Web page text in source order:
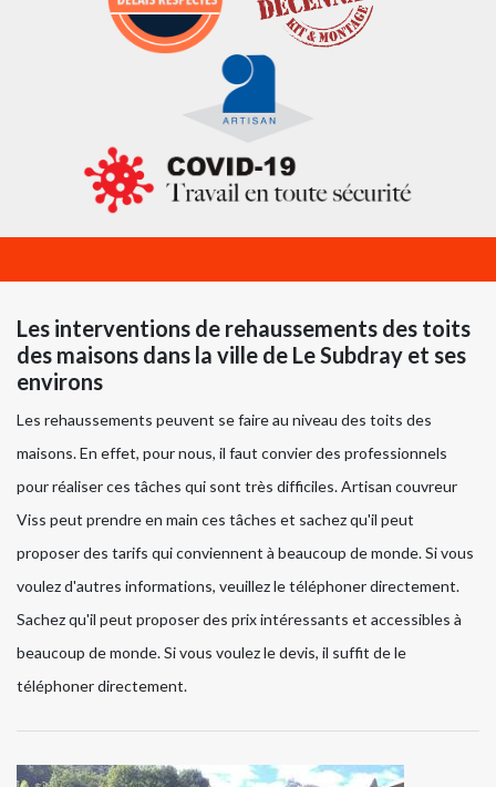
Les interventions de rehaussements des toits
des maisons dans la ville de Le Subdray et ses
environs
Les rehaussements peuvent se faire au niveau des toits des
maisons. En effet, pour nous, il faut convier des professionnels
pour réaliser ces tâches qui sont très difficiles. Artisan couvreur
Viss peut prendre en main ces tâches et sachez qu'il peut
proposer des tarifs qui conviennent à beaucoup de monde. Si vous
voulez d'autres informations, veuillez le téléphoner directement.
Sachez qu'il peut proposer des prix intéressants et accessibles à
beaucoup de monde. Si vous voulez le devis, il suffit de le
téléphoner directement.